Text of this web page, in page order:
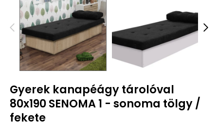
Gyerek kanapéágy tárolóval
80x190 SENOMA 1 - sonoma tölgy /
fekete